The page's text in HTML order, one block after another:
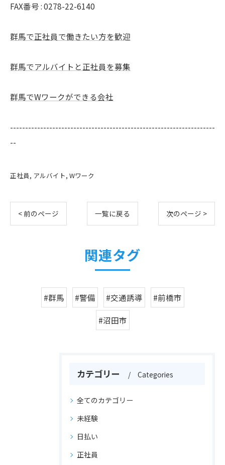
FAX番号 : 0278-22-6140
群馬で正社員で働きたい方を歓迎
群馬でアルバイトと正社員を募集
群馬でWワークができる会社
--------------------------------------------------------------------
--
正社員 アルバイト Wワーク
< 前のページ 一覧に戻る 次のページ >
関連タグ
#群馬 #警備 #交通誘導 #前橋市
#沼田市
カテゴリー Categories
全てのカテゴリー
未経験
日払い
正社員